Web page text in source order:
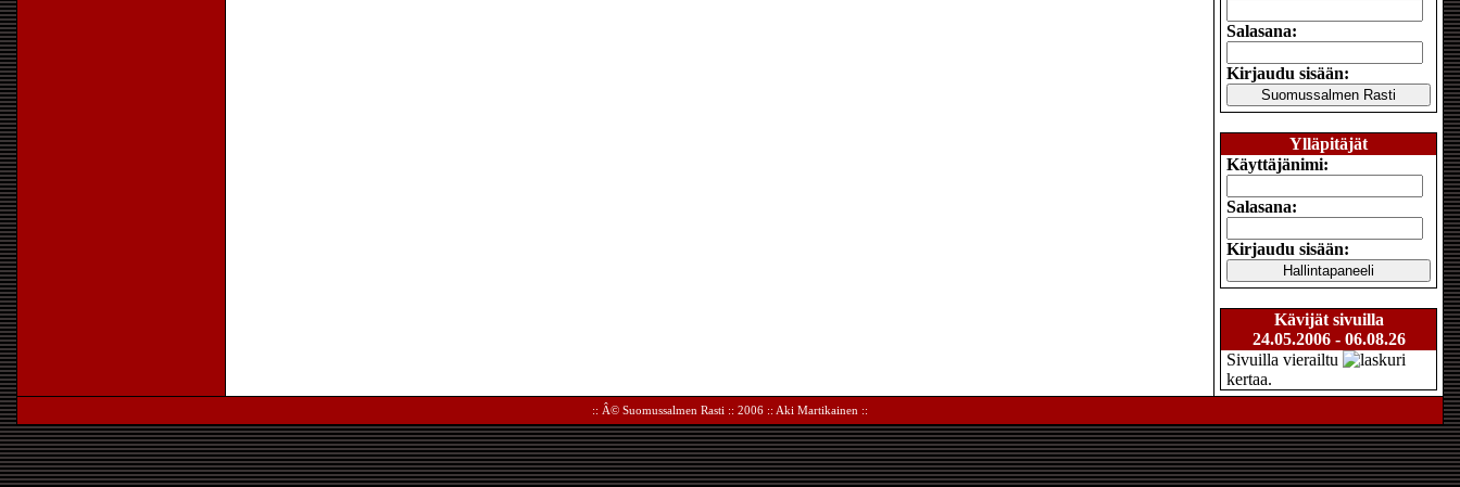
Salasana:
Kirjaudu sisään:
Ylläpitäjät
Käyttäjänimi:
Salasana:
Kirjaudu sisään:
Kävijät sivuilla
24.05.2006 - 06.08.26
Sivuilla vierailtu
kertaa.
:: Â© Suomussalmen Rasti :: 2006 :: Aki Martikainen ::